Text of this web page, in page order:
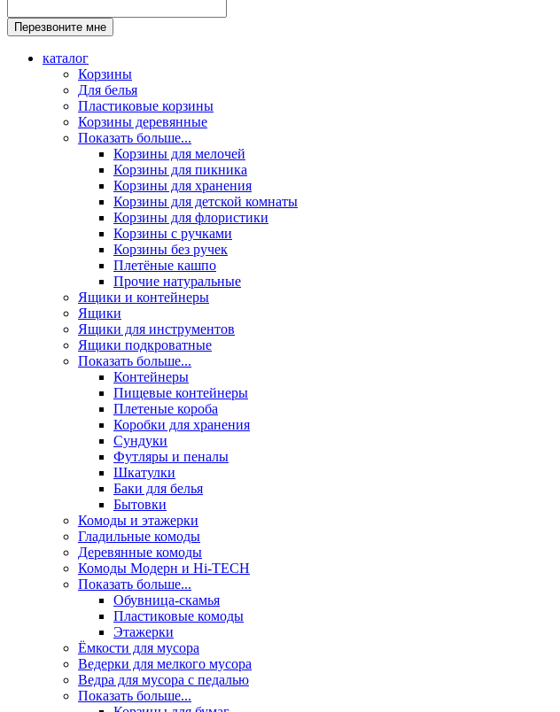
каталог
Корзины
Для белья
Пластиковые корзины
Корзины деревянные
Показать больше...
Корзины для мелочей
Корзины для пикника
Корзины для хранения
Корзины для детской комнаты
Корзины для флористики
Корзины с ручками
Корзины без ручек
Плетёные кашпо
Прочие натуральные
Ящики и контейнеры
Ящики
Ящики для инструментов
Ящики подкроватные
Показать больше...
Контейнеры
Пищевые контейнеры
Плетеные короба
Коробки для хранения
Сундуки
Футляры и пеналы
Шкатулки
Баки для белья
Бытовки
Комоды и этажерки
Гладильные комоды
Деревянные комоды
Комоды Модерн и Hi-TECH
Показать больше...
Обувница-скамья
Пластиковые комоды
Этажерки
Ёмкости для мусора
Ведерки для мелкого мусора
Ведра для мусора с педалью
Показать больше...